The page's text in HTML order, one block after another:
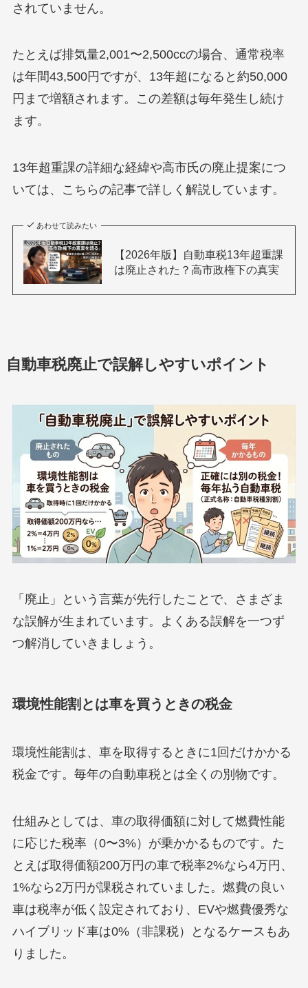
されていません。
たとえば排気量2,001〜2,500ccの場合、通常税率
は年間43,500円ですが、13年超になると約50,000
円まで増額されます。この差額は毎年発生し続け
ます。
13年超重課の詳細な経緯や高市氏の廃止提案につ
いては、こちらの記事で詳しく解説しています。
あわせて読みたい
【2026年版】自動車税13年超重課
は廃止された？高市政権下の真実
自動車税廃止で誤解しやすいポイント
「廃止」という言葉が先行したことで、さまざま
な誤解が生まれています。よくある誤解を一つず
つ解消していきましょう。
環境性能割とは車を買うときの税金
環境性能割は、車を取得するときに1回だけかかる
税金です。毎年の自動車税とは全くの別物です。
仕組みとしては、車の取得価額に対して燃費性能
に応じた税率（0〜3%）が乗かかるものです。た
とえば取得価額200万円の車で税率2%なら4万円、
1%なら2万円が課税されていました。燃費の良い
車は税率が低く設定されており、EVや燃費優秀な
ハイブリッド車は0%（非課税）となるケースもあ
りました。